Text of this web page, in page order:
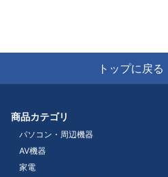
トップに戻る
商品カテゴリ
パソコン・周辺機器
AV機器
家電